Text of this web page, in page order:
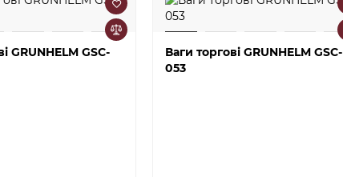
GRUNHELM GSC-
Ваги торгові GRUNHELM GSC-
053